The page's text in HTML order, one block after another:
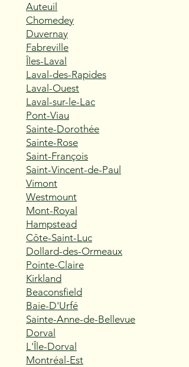
Auteuil
Chomedey
Duvernay
Fabreville
Îles-Laval
Laval-des-Rapides
Laval-Ouest
Laval-sur-le-Lac
Pont-Viau
Sainte-Dorothée
Sainte-Rose
Saint-François
Saint-Vincent-de-Paul
Vimont
Westmount
Mont-Royal
Hampstead
Côte-Saint-Luc
Dollard-des-Ormeaux
Pointe-Claire
Kirkland
Beaconsfield
Baie-D'Urfé
Sainte-Anne-de-Bellevue
Dorval
L'Île-Dorval
Montréal-Est